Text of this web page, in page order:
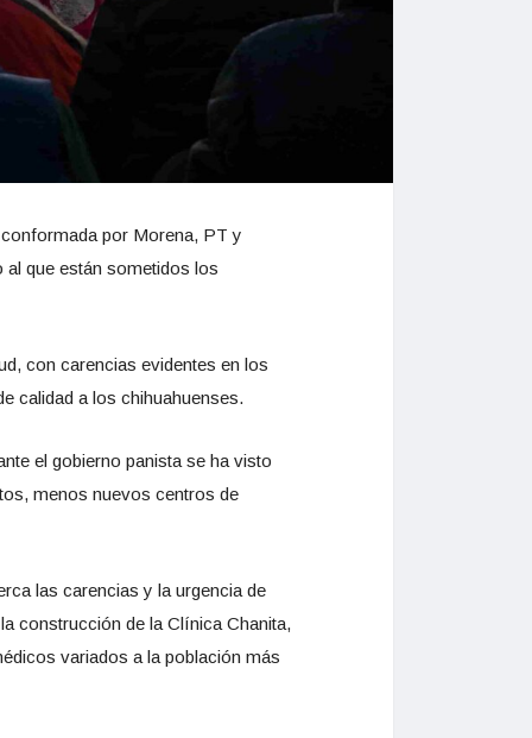
por Morena, PT y
al que están sometidos los
con carencias evidentes en los
calidad a los chihuahuenses.
el gobierno panista se ha visto
menos nuevos centros de
las carencias y la urgencia de
construcción de la Clínica Chanita,
variados a la población más